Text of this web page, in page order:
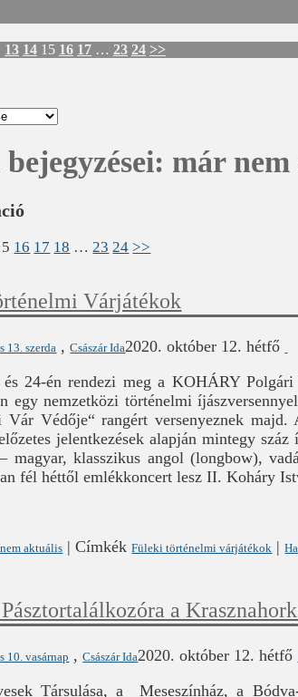
13 14 15 16 17 … 23 24 >>
már
16 17 18 … 23 24 >>
Várjátékok
13. szerda ,Császár Ida2020. október 12. hétfő
24-én rendezi meg a KOHÁRY
egy nemzetközi történelmi
Védője“ rangért versenyeznek
jelentkezések alapján mintegy
magyar, klasszikus angol (longbow),
fél héttől emlékkoncert lesz II. Koháry
aktuális |Címkék Füleki történelmi várjátékok |
a
10. vasárnap ,Császár Ida2020. október 12. hétfő
Társulása, a Meseszínház, a